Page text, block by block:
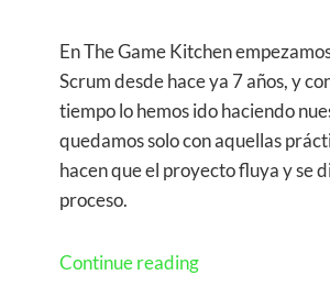
En The Game Kitchen
Scrum desde hace ya 7 años, y
tiempo lo hemos ido haciendo
quedamos solo con aquellas
hacen que el proyecto fluya y se
proceso.
Continue reading